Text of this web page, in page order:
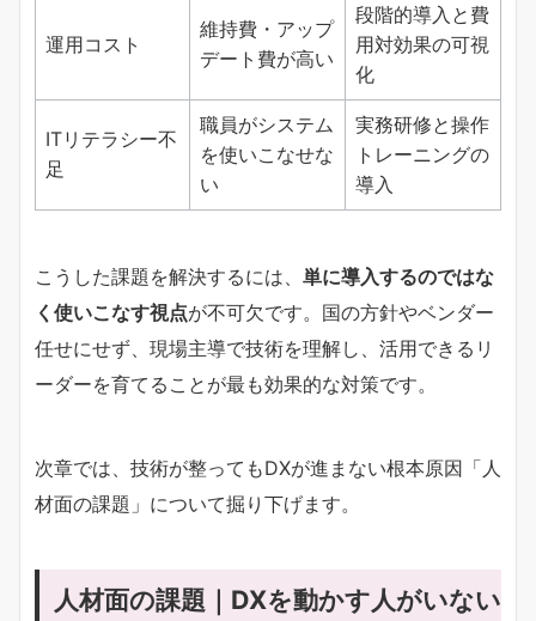
運用コスト
維持費・アップ
デート費が高い
段階的導入と費
用対効果の可視
化
ITリテラシー不
足
職員がシステム
を使いこなせな
い
実務研修と操作
トレーニングの
導入
こうした課題を解決するには、 単に導入するのではな
く使いこなす視点が不可欠です。国の方針やベンダー
任せにせず、現場主導で技術を理解し、活用できるリ
ーダーを育てることが最も効果的な対策です。
次章では、技術が整ってもDXが進まない根本原因「人
材面の課題」について掘り下げます。
人材面の課題｜DXを動かす人がいない